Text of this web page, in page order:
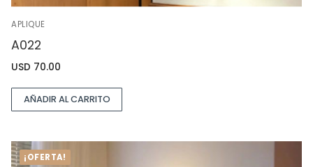
APLIQUE
A022
USD 70.00
AÑADIR AL CARRITO
¡OFERTA!